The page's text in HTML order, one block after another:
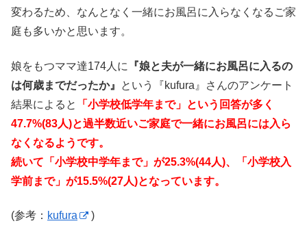
変わるため、なんとなく一緒にお風呂に入らなくなるご家
庭も多いかと思います。
娘をもつママ達174人に
『娘と夫が一緒にお風呂に入るの
は何歳までだったか』
という『kufura』さんのアンケート
結果によると
「小学校低学年まで」という回答が多く
47.7%(83人)と過半数近いご家庭で一緒にお風呂には入ら
なくなるようです。
続いて「小学校中学年まで」が25.3%(44人)、「小学校入
学前まで」が15.5%(27人)となっています。
(参考： kufura )